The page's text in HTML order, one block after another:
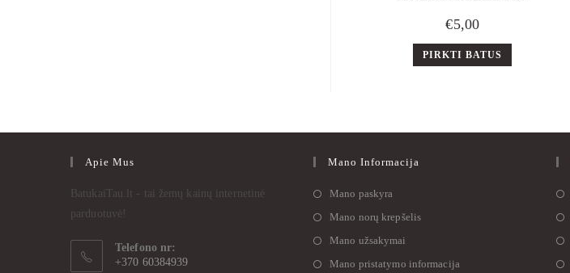
€5,00
PIRKTI BATUS
Apie Mus
BatukaiTau.lt - tai žemų kainų internetinė
parduotuvė!
Telefono nr:
+370 60384939
Mano Informacija
Mano paskyra
Mano norų krepšelis
Mano užsakymai
Mano pristatymo informacija